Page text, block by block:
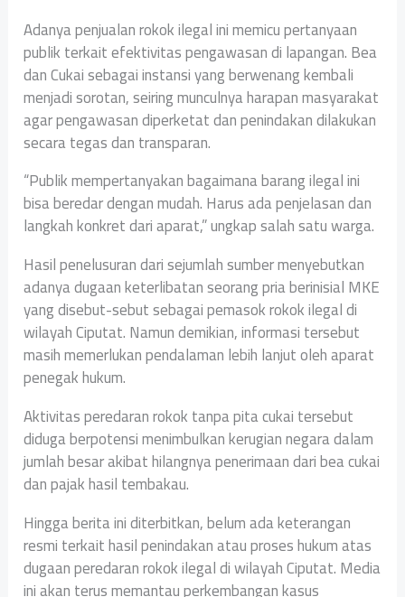
Adanya penjualan rokok ilegal ini memicu pertanyaan
publik terkait efektivitas pengawasan di lapangan. Bea
dan Cukai sebagai instansi yang berwenang kembali
menjadi sorotan, seiring munculnya harapan masyarakat
agar pengawasan diperketat dan penindakan dilakukan
secara tegas dan transparan.
“Publik mempertanyakan bagaimana barang ilegal ini
bisa beredar dengan mudah. Harus ada penjelasan dan
langkah konkret dari aparat,” ungkap salah satu warga.
Hasil penelusuran dari sejumlah sumber menyebutkan
adanya dugaan keterlibatan seorang pria berinisial MKE
yang disebut-sebut sebagai pemasok rokok ilegal di
wilayah Ciputat. Namun demikian, informasi tersebut
masih memerlukan pendalaman lebih lanjut oleh aparat
penegak hukum.
Aktivitas peredaran rokok tanpa pita cukai tersebut
diduga berpotensi menimbulkan kerugian negara dalam
jumlah besar akibat hilangnya penerimaan dari bea cukai
dan pajak hasil tembakau.
Hingga berita ini diterbitkan, belum ada keterangan
resmi terkait hasil penindakan atau proses hukum atas
dugaan peredaran rokok ilegal di wilayah Ciputat. Media
ini akan terus memantau perkembangan kasus